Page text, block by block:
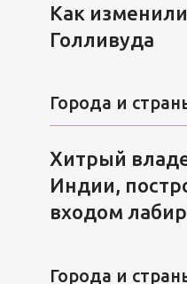
Как
Голливуда
Города и
Хитрый
Индии,
входом
Города и